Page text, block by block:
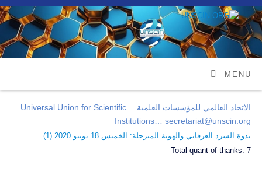
MENU
الاتحاد العالمي للمؤسسات العلمية… Universal Union for Scientific
Institutions… secretariat@unscin.org
ندوة السرد العرفاني والهوية المترحلة: الخميس 18 يونيو 2020 ( 1
)
Total quant of thanks:7